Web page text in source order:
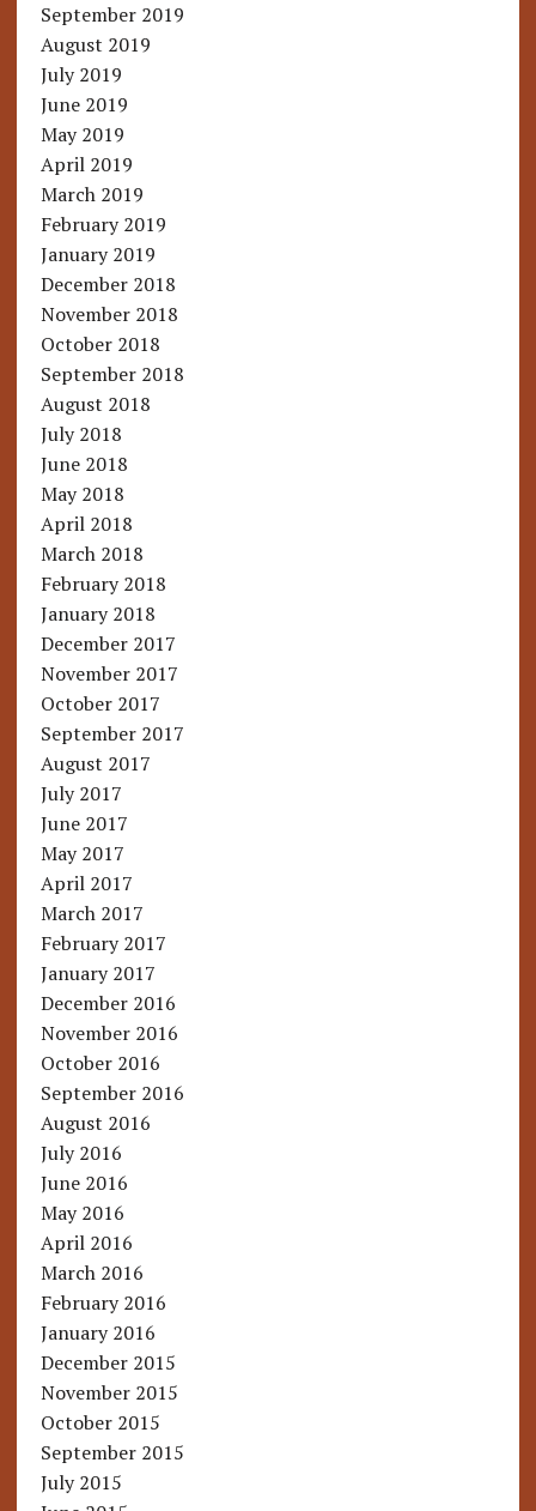
September 2019
August 2019
July 2019
June 2019
May 2019
April 2019
March 2019
February 2019
January 2019
December 2018
November 2018
October 2018
September 2018
August 2018
July 2018
June 2018
May 2018
April 2018
March 2018
February 2018
January 2018
December 2017
November 2017
October 2017
September 2017
August 2017
July 2017
June 2017
May 2017
April 2017
March 2017
February 2017
January 2017
December 2016
November 2016
October 2016
September 2016
August 2016
July 2016
June 2016
May 2016
April 2016
March 2016
February 2016
January 2016
December 2015
November 2015
October 2015
September 2015
July 2015